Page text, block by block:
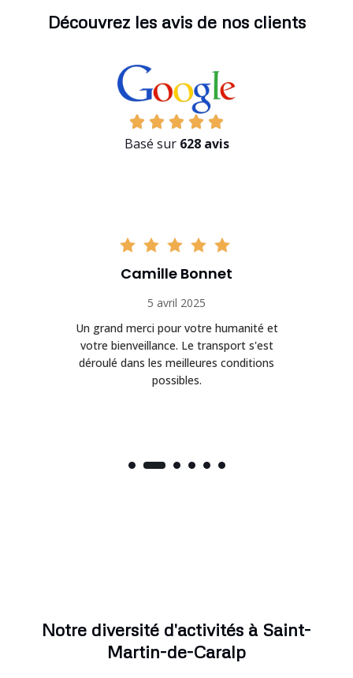
Découvrez les avis de nos clients
Basé sur 628 avis
Camille Bonnet
5 avril 2025
Un grand merci pour votre humanité et
votre bienveillance. Le transport s'est
déroulé dans les meilleures conditions
possibles.
Notre diversité d'activités à Saint-
Martin-de-Caralp